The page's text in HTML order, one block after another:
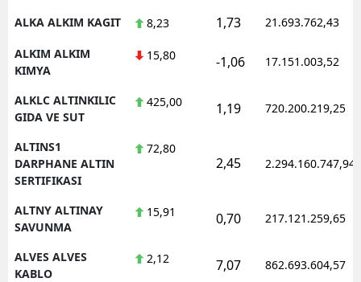
ALKA ALKIM KAGIT 8,23 1,73 21.693.762,43
ALKIM ALKIM
KIMYA
15,80 -1,06 17.151.003,52
ALKLC ALTINKILIC
GIDA VE SUT
425,00 1,19 720.200.219,25
ALTINS1
DARPHANE ALTIN
SERTIFIKASI
72,80
2,45 2.294.160.747,94
ALTNY ALTINAY
SAVUNMA
15,91 0,70 217.121.259,65
ALVES ALVES
KABLO
2,12 7,07 862.693.604,57